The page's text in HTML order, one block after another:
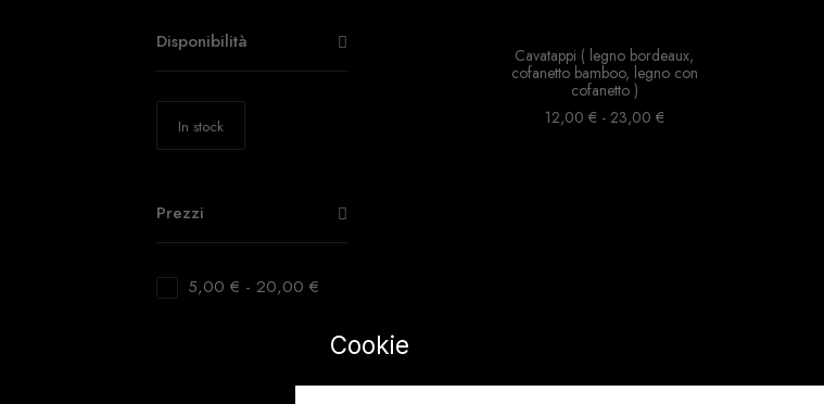
Disponibilità
In stock
Prezzi
5,00 € - 20,00 €
Cavatappi ( legno bordeaux,
cofanetto bamboo, legno con
cofanetto )
12,00 € - 23,00 €Fascia
Cookie